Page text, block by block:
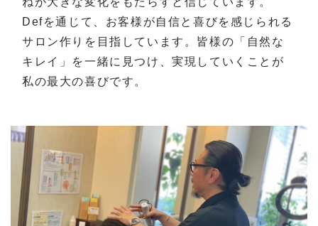
Defを通じて、お客様が自信と喜びを感じられる
サロン作りを目指しています。皆様の「自然な
キレイ」を一緒に見つけ、実現していくことが
私の最大の喜びです。